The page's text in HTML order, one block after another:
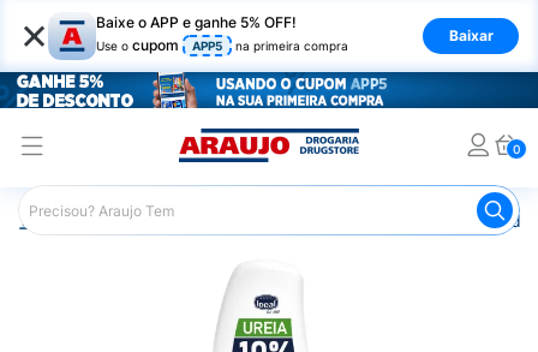
× Baixe o APP e ganhe 5% OFF!
Use o cupom APP5 na primeira compra
Baixar
0
Araujo Beleza e Cuidados